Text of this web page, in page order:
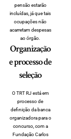
pensão estarão
incluídas, já que tais
ocupações não
acarretam despesas
ao órgão.
Organização
e processo de
seleção
O TRT RJ está em
processo de
definição da banca
organizadora para o
concurso, com a
Fundação Carlos